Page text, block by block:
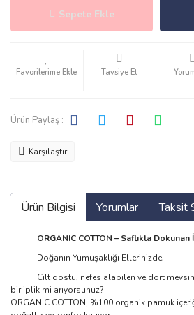
Sepete Ekle
Tavsiye Et
Ürün Paylaş :
Karşılaştır
Ürün Bilgisi Yorumlar Taksit
ORGANIC COTTON – Saflıkla
Doğanın Yumuşaklığı Ellerinizde!
Cilt dostu, nefes alabilen ve dört
bir iplik mi arıyorsunuz?
ORGANIC COTTON, %100 organik pamuk